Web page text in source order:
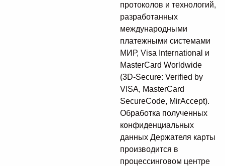
протоколов и технологий,
разработанных
международными
платежными системами
МИР, Visa International и
MasterCard Worldwide
(3D-Secure: Verified by
VISA, MasterCard
SecureCode, MirAccept).
Обработка полученных
конфиденциальных
данных Держателя карты
производится в
процессинговом центре